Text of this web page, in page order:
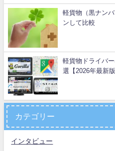
軽貨物（黒ナン
ンして比較
軽貨物ドライバ
選【2026年最新版
カテゴリー
インタビュー